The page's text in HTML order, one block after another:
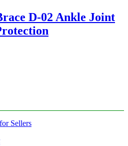
D-02 Ankle Joint
Sellers